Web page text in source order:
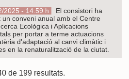
2025 - 14.59 h
El consistori ha
un conveni anual amb el Centre
Ecològica i Aplicacions
per portar a terme actuacions
d'adaptació al canvi climàtic i
en la renaturalització de la ciutat.
de 199 resultats.